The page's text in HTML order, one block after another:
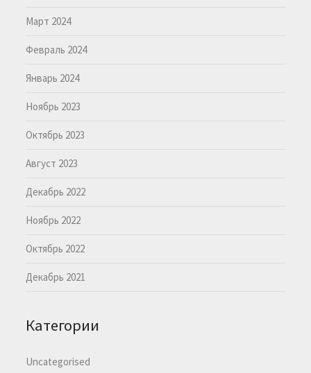
Март 2024
Февраль 2024
Январь 2024
Ноябрь 2023
Октябрь 2023
Август 2023
Декабрь 2022
Ноябрь 2022
Октябрь 2022
Декабрь 2021
Категории
Uncategorised